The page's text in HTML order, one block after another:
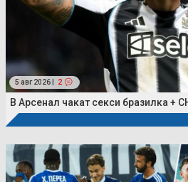
5 авг 2026 | 2
В Арсенал чакат секси бразилка +